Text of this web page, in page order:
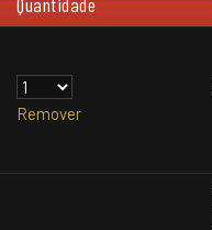
Remover